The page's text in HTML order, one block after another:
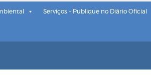
Serviços – Publique no Diário Oficial